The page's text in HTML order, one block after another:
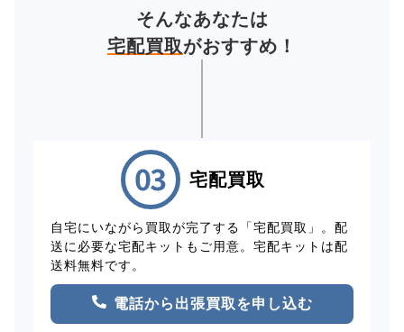
そんなあなたは
宅配買取がおすすめ！
宅配買取
自宅にいながら買取が完了する「宅配買取」。配
送に必要な宅配キットもご用意。宅配キットは配
送料無料です。
電話から出張買取を申し込む